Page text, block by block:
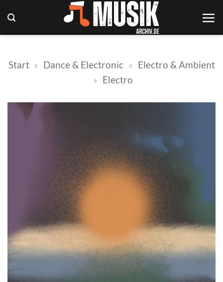
Inhalt
springen
Start » Dance & Electronic » Electro & Ambient
» Electro